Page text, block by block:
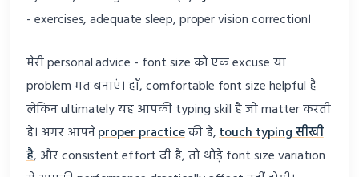
- exercises, adequate sleep, proper vision correction।
मेरी personal advice - font size को एक excuse या
problem मत बनाएं। हाँ, comfortable font size helpful है
लेकिन ultimately यह आपकी typing skill है जो matter करती
है। अगर आपनेproper practiceकी है,touch typing सीखी
है, और consistent effort दी है, तो थोड़े font size variation